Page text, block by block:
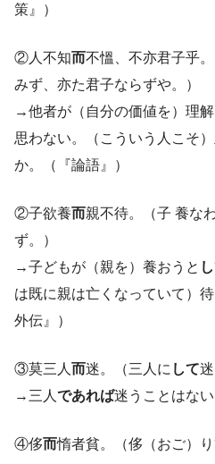
策』）
②人不知而不慍、不亦君子乎
みず、亦た君子ならずや。）
→他者が（自分の価値を）理
思わない。（こういう人こそ
か。（『論語』）
②子欲養而親不待。（子 養な
ず。）
→子どもが（親を）養おうと
は既に親は亡くなっていて）
外伝』）
③莫三人 而迷。（三人に して
→三人 であれば迷うことはな
④侈而惰者貧。（侈（おご）り